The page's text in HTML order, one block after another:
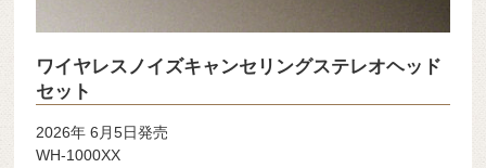
ワイヤレスノイズキャンセリングステレオヘッド
セット
2026年 6月5日発売
WH-1000XX